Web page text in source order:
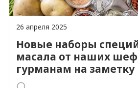
26 апреля 2025
Новые наборы
масала от наших
гурманам на заметку